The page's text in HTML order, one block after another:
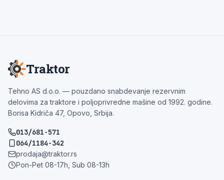
Traktor
Tehno AS d.o.o. — pouzdano snabdevanje rezervnim
delovima za traktore i poljoprivredne mašine od 1992. godine.
Borisa Kidriča 47, Opovo, Srbija.
013/681-571
064/1184-342
prodaja@traktor.rs
Pon-Pet 08-17h, Sub 08-13h